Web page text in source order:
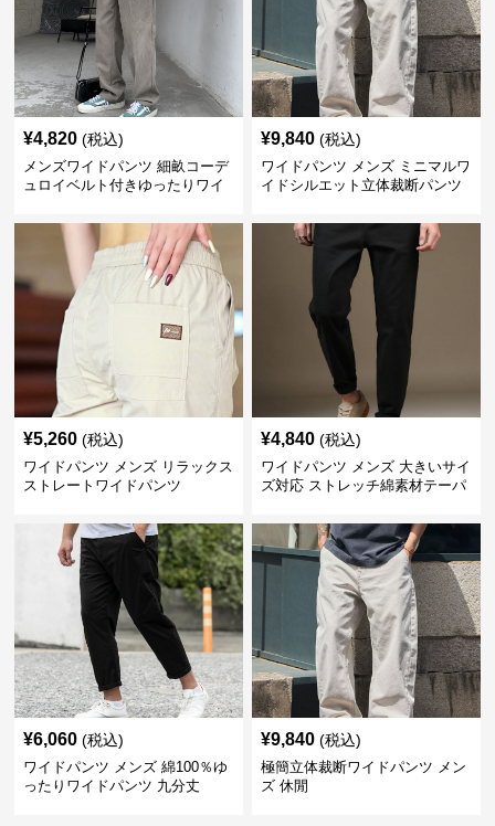
¥4,820 (税込)
メンズワイドパンツ 細畝コーデ
ュロイベルト付きゆったりワイ
¥9,840 (税込)
ワイドパンツ メンズ ミニマルワ
イドシルエット立体裁断パンツ
¥5,260 (税込)
ワイドパンツ メンズ リラックス
ストレートワイドパンツ
¥4,840 (税込)
ワイドパンツ メンズ 大きいサイ
ズ対応 ストレッチ綿素材テーパ
¥6,060 (税込)
ワイドパンツ メンズ 綿100％ゆ
ったりワイドパンツ 九分丈
¥9,840 (税込)
極簡立体裁断ワイドパンツ メン
ズ 休閒